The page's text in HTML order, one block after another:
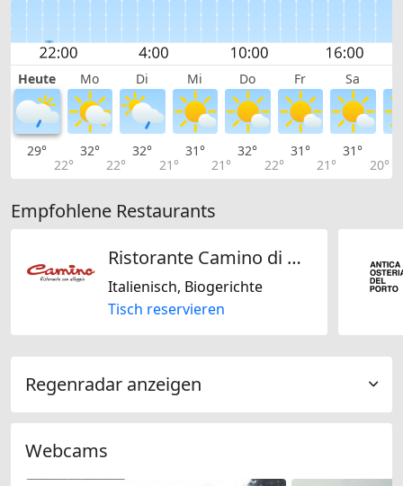
Heute Mo Di Mi Do Fr Sa
29°
22°
32°
22°
32°
21°
31°
21°
32°
22°
31°
21°
31°
20°
Empfohlene Restaurants
Ristorante Camino di Dawodi
Italienisch, Biogerichte
Tisch reservieren
Regenradar anzeigen
Webcams